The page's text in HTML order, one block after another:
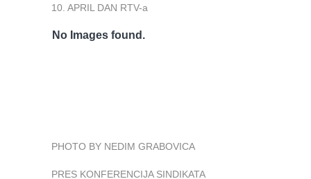
10. APRIL DAN RTV-a
No Images found.
PHOTO BY NEDIM GRABOVICA
PRES KONFERENCIJA SINDIKATA